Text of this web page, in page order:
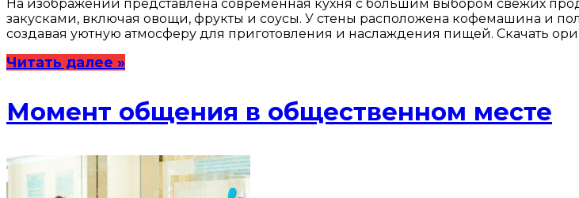
На изображении представлена современная кухня с большим выбором свежих
закусками, включая овощи, фрукты и соусы. У стены расположена кофемашина и
создавая уютную атмосферу для приготовления и наслаждения пищей. Скачать
Читать далее »
Момент общения в общественном месте